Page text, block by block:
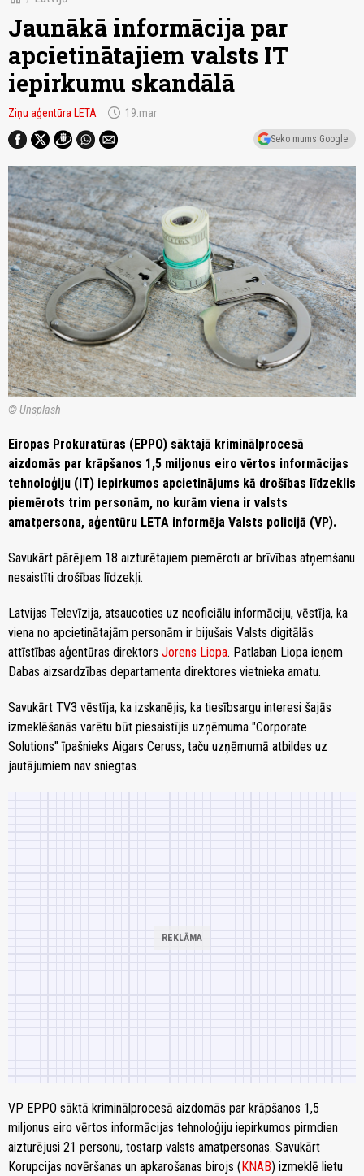
Jaunākā informācija par
apcietinātajiem valsts IT
iepirkumu skandālā
Ziņu aģentūra LETA schedule 19.mar
Seko mums Google
© Unsplash
Eiropas Prokuratūras (EPPO) sāktajā kriminālprocesā
aizdomās par krāpšanos 1,5 miljonus eiro vērtos informācijas
tehnoloģiju (IT) iepirkumos apcietinājums kā drošības līdzeklis
piemērots trim personām, no kurām viena ir valsts
amatpersona, aģentūru LETA informēja Valsts policijā (VP).
Savukārt pārējiem 18 aizturētajiem piemēroti ar brīvības atņemšanu
nesaistīti drošības līdzekļi.
Latvijas Televīzija, atsaucoties uz neoficiālu informāciju, vēstīja, ka
viena no apcietinātajām personām ir bijušais Valsts digitālās
attīstības aģentūras direktors Jorens Liopa. Patlaban Liopa ieņem
Dabas aizsardzības departamenta direktores vietnieka amatu.
Savukārt TV3 vēstīja, ka izskanējis, ka tiesībsargu interesi šajās
izmeklēšanās varētu būt piesaistījis uzņēmuma "Corporate
Solutions" īpašnieks Aigars Ceruss, taču uzņēmumā atbildes uz
jautājumiem nav sniegtas.
VP EPPO sāktā kriminālprocesā aizdomās par krāpšanos 1,5
miljonus eiro vērtos informācijas tehnoloģiju iepirkumos pirmdien
aizturējusi 21 personu, tostarp valsts amatpersonas. Savukārt
Korupcijas novēršanas un apkarošanas birojs (KNAB) izmeklē lietu